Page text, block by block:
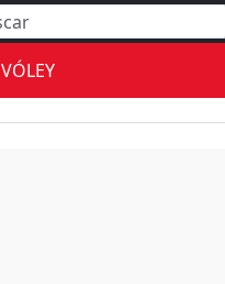
VÓLEY